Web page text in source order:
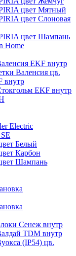
цвет Мятный
цвет Слоновая
цвет Шампань
Home
EKF внутр
Валенсия цв.
EKF внутр
Electric
Белый
Карбон
Шампань
Сенеж внутр
TDM внутр
(IP54) цв.